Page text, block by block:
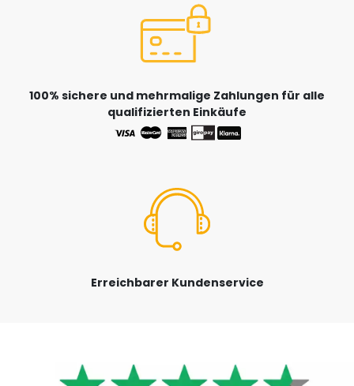
100% sichere und mehrmalige Zahlungen für alle
qualifizierten Einkäufe
Erreichbarer Kundenservice